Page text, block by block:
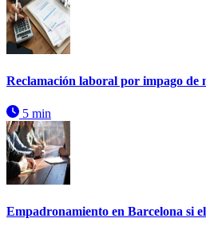
Reclamación laboral por impago de
5 min
Empadronamiento en Barcelona si